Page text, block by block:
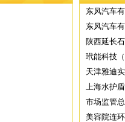
东风汽车
东风汽车
陕西延长
玳能科技
天津雅迪
上海水护
市场监管
美容院连